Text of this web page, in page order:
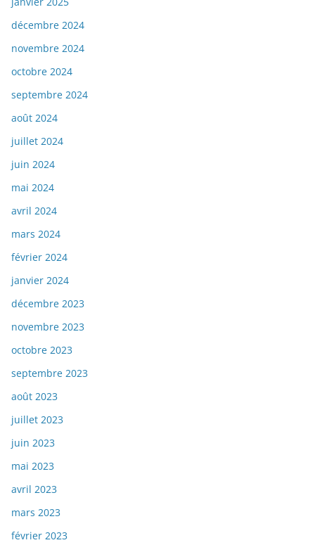
décembre 2024
novembre 2024
octobre 2024
septembre 2024
août 2024
juillet 2024
juin 2024
mai 2024
avril 2024
mars 2024
février 2024
janvier 2024
décembre 2023
novembre 2023
octobre 2023
septembre 2023
août 2023
juillet 2023
juin 2023
mai 2023
avril 2023
mars 2023
février 2023